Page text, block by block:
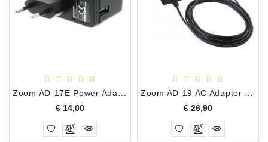
€ 14,00Prijs
€ 26,90Prijs